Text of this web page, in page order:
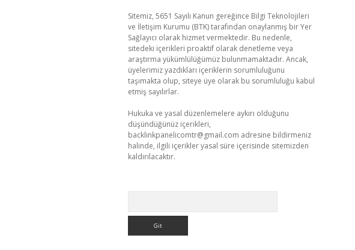
Sitemiz, 5651 Sayılı Kanun gereğince Bilgi Teknolojileri
ve İletişim Kurumu (BTK) tarafından onaylanmış bir Yer
Sağlayıcı olarak hizmet vermektedir. Bu nedenle,
sitedeki içerikleri proaktif olarak denetleme veya
araştırma yükümlülüğümüz bulunmamaktadır. Ancak,
üyelerimiz yazdıkları içeriklerin sorumluluğunu
taşımakta olup, siteye üye olarak bu sorumluluğu kabul
etmiş sayılırlar.
Hukuka ve yasal düzenlemelere aykırı olduğunu
düşündüğünüz içerikleri,
backlinkpanelicomtr@gmail.com adresine bildirmeniz
halinde, ilgili içerikler yasal süre içerisinde sitemizden
kaldırılacaktır.